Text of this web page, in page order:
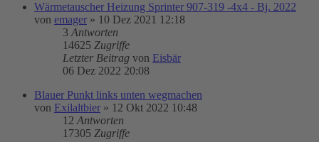
Wärmetauscher Heizung Sprinter 907-319 -4x4 - Bj. 2022
von emager » 10 Dez 2021 12:18
3 Antworten
14625 Zugriffe
Letzter Beitrag von Eisbär
06 Dez 2022 20:08
Blauer Punkt links unten wegmachen
von Exilaltbier » 12 Okt 2022 10:48
12 Antworten
17305 Zugriffe